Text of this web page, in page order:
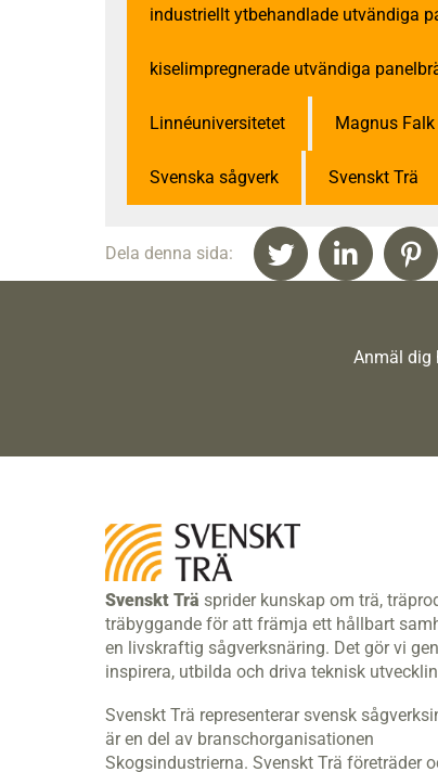
industriellt ytbehandlade utvändiga
kiselimpregnerade utvändiga
Linnéuniversitetet Magnus Falk
Svenska sågverk Svenskt Trä
Dela denna sida:
Anmäl dig
Svenskt Trä sprider kunskap om trä,
träbyggande för att främja ett hållbart
en livskraftig sågverksnäring. Det gör vi
inspirera, utbilda och driva teknisk
Svenskt Trä representerar svensk
är en del av branschorganisationen
Skogsindustrierna. Svenskt Trä företräder